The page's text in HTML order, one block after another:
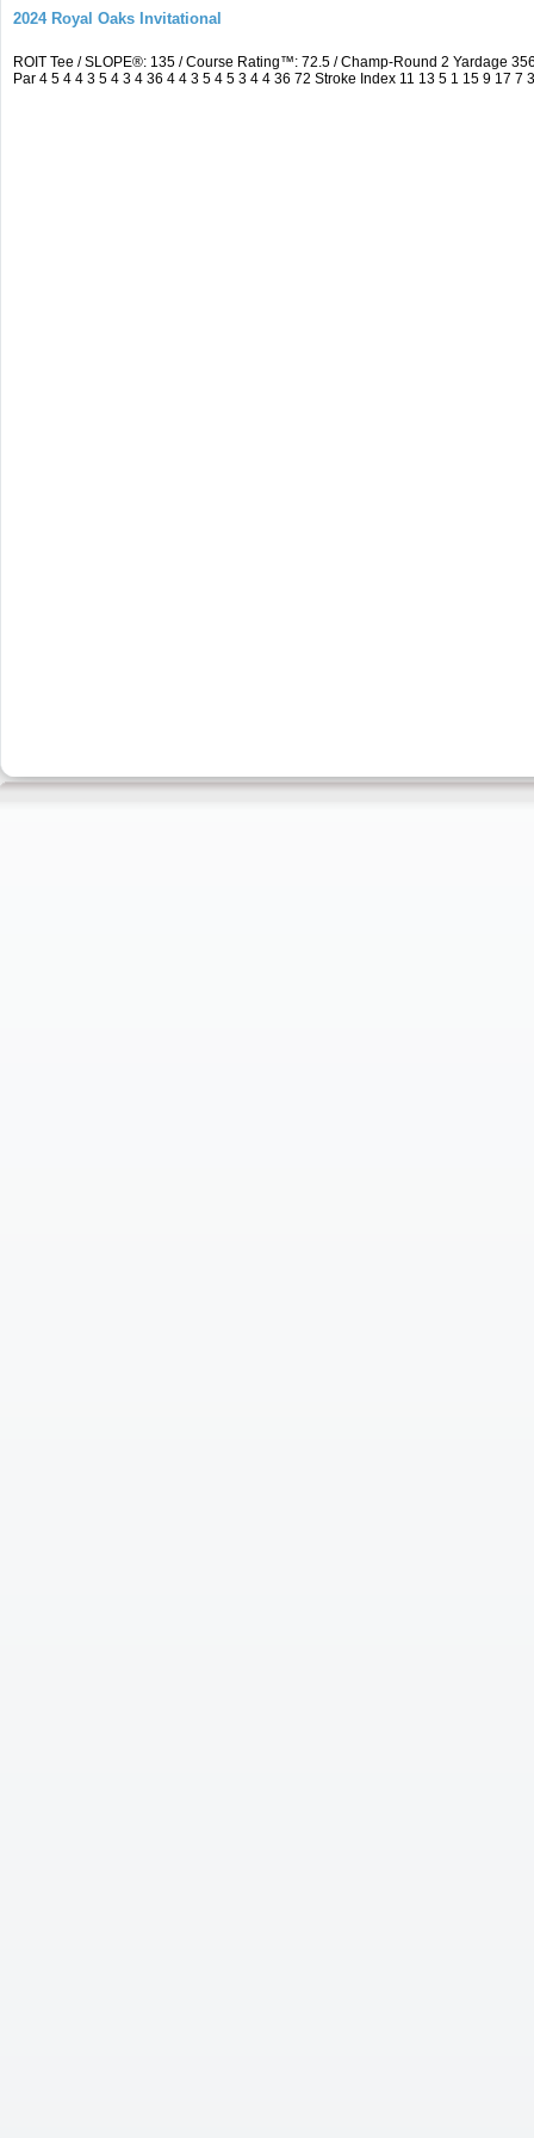
2024 Royal Oaks Invitational
ROIT Tee / SLOPE®: 135 / Course Rating™: 72.5 / Champ-Round 2 Yardage
Par 4 5 4 4 3 5 4 3 4 36 4 4 3 5 4 5 3 4 4 36 72 Stroke Index 11 13 5 1 15 9 17 7